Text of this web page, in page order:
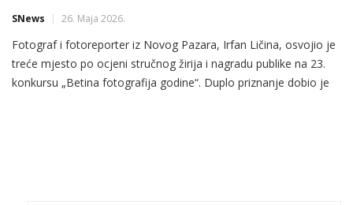
SNews 26. Maja 2026.
Fotograf i fotoreporter iz Novog Pazara, Irfan Ličina, osvojio je
treće mjesto po ocjeni stručnog žirija i nagradu publike na 23.
konkursu „Betina fotografija godine“. Duplo priznanje dobio je